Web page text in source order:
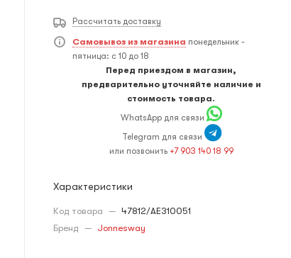
Рассчитать доставку
Самовывоз из магазина понедельник -
пятница: с 10 до 18
Перед приездом в магазин,
предварительно уточняйте наличие и
стоимость товара.
WhatsApp для связи
Telegram для связи
или позвонить +7 903 140 18 99
Характеристики
Код товара — 47812/AE310051
Бренд — Jonnesway